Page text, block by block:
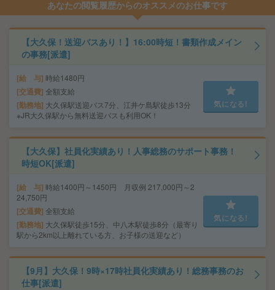
あなたの閲覧履歴からのオススメのお仕事です
【大久保！送迎バスあり！】16:00時短！書類作成メイン
の事務[派遣]
給 与 時給1480円
交通費 全額支給
勤務地 大久保駅送迎バス7分、江井ケ島駅徒歩13分
※JR大久保駅から無料送迎バスも利用OK！
気になる!
【大久保】社員化実績あり！人事総務のサポート事務！
時短OK[派遣]
給 与 時給1400円～1450円 月収例 217,000円～2
24,750円
交通費 全額支給
勤務地 大久保駅徒歩15分、中八木駅徒歩8分（最寄り
駅から2km以上離れている方、お子様の送迎など）
気になる!
【9月】大久保！9時×17時社員化実績あり！総務事務のお
仕事[派遣]